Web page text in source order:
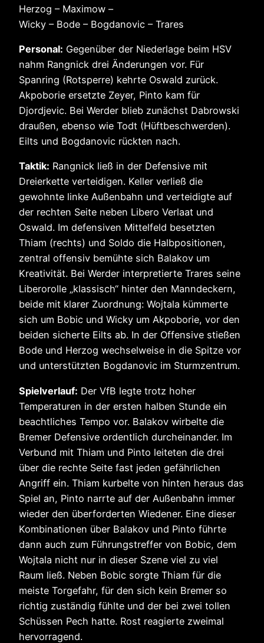
Herzog – Maximow –
Wicky – Bode – Bogdanovic – Trares
Personal: Gegenüber der Niederlage beim HSV
nahm Rangnick drei Änderungen vor. Für
Spanring (Rotsperre) kehrte Oswald zurück.
Akpoborie ersetzte Zeyer, Pinto kam für
Djordjevic. Bei Werder blieb zunächst Dabrowski
draußen, ebenso wie Todt (Hüftbeschwerden).
Eilts und Bogdanovic rückten nach.
Taktik: Rangnick ließ in der Defensive mit
Dreierkette verteidigen. Keller verließ die
gewohnte linke Außenbahn und verteidigte auf
der rechten Seite neben Libero Verlaat und
Oswald. Im defensiven Mittelfeld besetzten
Thiam (rechts) und Soldo die Halbpositionen,
zentral offensiv bemühte sich Balakov um
Kreativität. Bei Werder interpretierte Trares seine
Liberorolle „klassisch“ hinter den Manndeckern,
beide mit klarer Zuordnung: Wojtala kümmerte
sich um Bobic und Wicky um Akpoborie, vor den
beiden sicherte Eilts ab. In der Offensive stießen
Bode und Herzog wechselweise in die Spitze vor
und unterstützten Bogdanovic im Sturmzentrum.
Spielverlauf: Der VfB legte trotz hoher
Temperaturen in der ersten halben Stunde ein
beachtliches Tempo vor. Balakov wirbelte die
Bremer Defensive ordentlich durcheinander. Im
Verbund mit Thiam und Pinto leiteten die drei
über die rechte Seite fast jeden gefährlichen
Angriff ein. Thiam kurbelte von hinten heraus das
Spiel an, Pinto narrte auf der Außenbahn immer
wieder den überforderten Wiedener. Eine dieser
Kombinationen über Balakov und Pinto führte
dann auch zum Führungstreffer von Bobic, dem
Wojtala nicht nur in dieser Szene viel zu viel
Raum ließ. Neben Bobic sorgte Thiam für die
meiste Torgefahr, für den sich kein Bremer so
richtig zuständig fühlte und der bei zwei tollen
Schüssen Pech hatte. Rost reagierte zweimal
hervorragend.